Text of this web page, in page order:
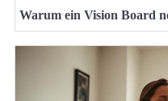
Warum ein Vision Board